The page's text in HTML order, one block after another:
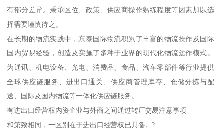
有部分差异。秉承区位、政策、供应商操作熟练程度等因素加以选
择需要谨慎待之。
在长期的物流实践中，东泰国际物流积累了丰富的物流操作及国际
国内贸易经验，创造及实施了多种于业界的现代化物流运作模式。
为通讯、机电设备、光电、消费品、食品、汽车零部件等行业提供
全球供应链服务、进出口通关、供应商管理库存、仓储分拣与配
送、国际及国内物流等一体化供应链服务。
有进出口经营权内资企业与外商之间通过转厂交易注意事项
和第致相同，一区别在于进出口经营权已具备。?